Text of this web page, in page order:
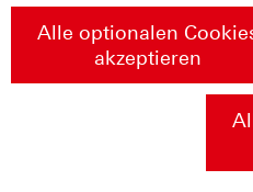
Alle optionalen
akzeptieren